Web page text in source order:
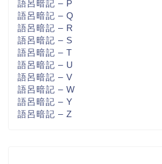
語呂暗記 – P
語呂暗記 – Q
語呂暗記 – R
語呂暗記 – S
語呂暗記 – T
語呂暗記 – U
語呂暗記 – V
語呂暗記 – W
語呂暗記 – Y
語呂暗記 – Z